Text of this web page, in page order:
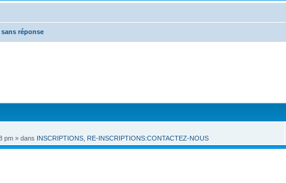
réponse
pm » dans INSCRIPTIONS, RE-INSCRIPTIONS:CONTACTEZ-NOUS